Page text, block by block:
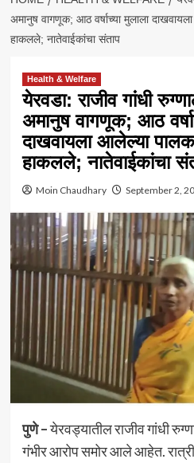
अमानुष वागणूक; आठ वर्षाच्या मुलाला
हाकलले; नातेवाईकांचा संताप
Health & Welfare
येरवडा: राजीव गांधी
अमानुष वागणूक; आठ
दाखवायला आलेल्या
हाकलले; नातेवाईकांचा
Moin Chaudhary September 2,
पुणे –येरवड्यातील राजीव गांधी
गंभीर आरोप समोर आले आहेत.